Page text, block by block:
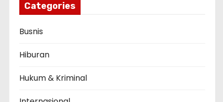
Categories
Busnis
Hiburan
Hukum & Kriminal